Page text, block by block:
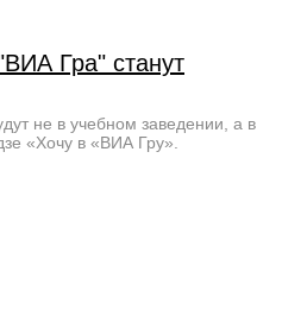
Гра" станут
не в учебном заведении, а в
«Хочу в «ВИА Гру».